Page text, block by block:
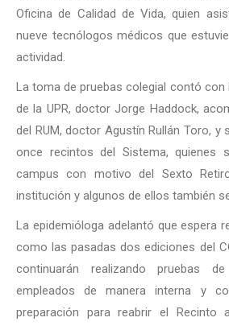
Oficina de Calidad de Vida, quien
nueve tecnólogos médicos que
actividad.
La toma de pruebas colegial contó con
de la UPR, doctor Jorge Haddock,
del RUM, doctor Agustín Rullán Toro,
once recintos del Sistema, quienes
campus con motivo del Sexto
institución y algunos de ellos también
La epidemióloga adelantó que espera
como las pasadas dos ediciones del
continuarán realizando pruebas
empleados de manera interna y
preparación para reabrir el Recinto